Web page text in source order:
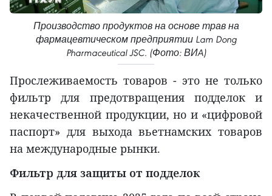
Производство продуктов на основе трав на
фармацевтическом предприятии Lam Dong
Pharmaceutical JSC. (Фото: ВИA)
Прослеживаемость товаров - это не только
фильтр для предотвращения подделок и
некачественной продукции, но и «цифровой
паспорт» для выхода вьетнамских товаров
на международные рынки.
Фильтр для защиты от подделок